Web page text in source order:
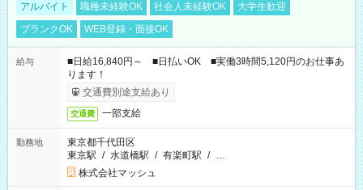
アルバイト 職種未経験OK 社会人未経験OK
大学生歓迎
ブランクOK
WEB登録・面接OK
給与
■日給16,840円～ ■日払いOK ■実働3時間5,120円のお仕事あ
ります！
交通費別途支給あり
交通費 一部支給
勤務地
東京都千代田区
東京駅 / 水道橋駅 / 有楽町駅 / …
株式会社マッシュ